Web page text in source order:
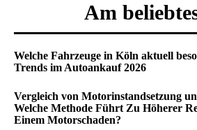
Am
Welche Fahrzeuge in Köln aktuell
Trends im Autoankauf 2026
Vergleich von Motorinstandsetzung
Welche Methode Führt Zu Höherer
Einem Motorschaden?